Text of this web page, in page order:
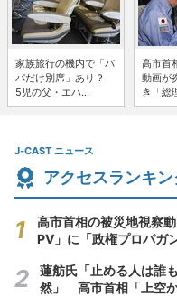
家族旅行の機内で「パ
パだけ別席」あり？
5児の父・エハ...
高市首
動画が
き「総
J-CAST ニュース
アクセスランキン
高市首相の被災地視察
PV」に「政権プロパガ
蓮舫氏「止める人は誰
然」 高市首相「上空